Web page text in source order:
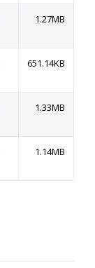
1.27MB
651.14KB
1.33MB
1.14MB